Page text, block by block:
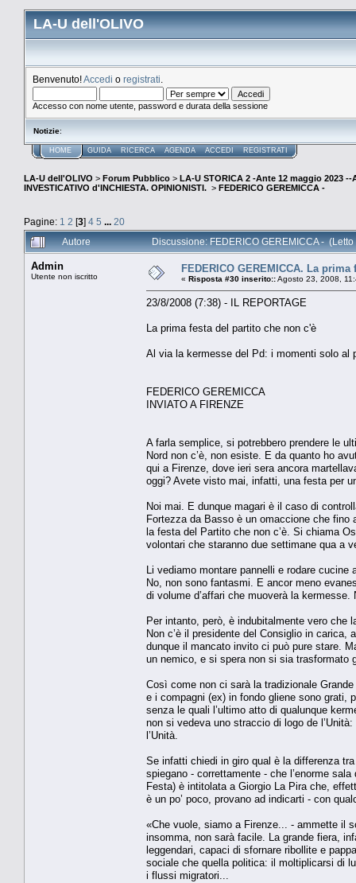
LA-U dell'OLIVO
Benvenuto!Accedi o registrati
Accesso con nome utente, password e durata della sessione
Notizie:
HOME GUIDA RICERCA AGENDA ACCEDI REGISTRATI
LA-U dell'OLIVO > Forum Pubblico > LA-U STORICA 2 -Ante 12 maggio 2023 --
INVESTICATIVO d'INCHIESTA. OPINIONISTI. > FEDERICO GEREMICCA -
Pagine: 1 2 [3] 4 5 ... 20
Autore
Discussione: FEDERICO GEREMICCA -
Admin
Utente non iscritto
FEDERICO GEREMICCA. La
« Risposta #30 inserito::Agosto 23, 2008,
23/8/2008 (7:38) - IL REPORTAGE
La prima festa del partito che non c'è
Al via la kermesse del Pd: i momenti solo al
FEDERICO GEREMICCA
INVIATO A FIRENZE
A farla semplice, si potrebbero prendere le
Nord non c’è, non esiste. E da quanto ho
qui a Firenze, dove ieri sera ancora
oggi? Avete visto mai, infatti, una festa per
Noi mai. E dunque magari è il caso di
Fortezza da Basso è un omaccione che fino
la festa del Partito che non c’è. Si chiama
volontari che staranno due settimane qua a
Li vediamo montare pannelli e rodare cucine
No, non sono fantasmi. E ancor meno
di volume d’affari che muoverà la
Per intanto, però, è indubitalmente vero che
Non c’è il presidente del Consiglio in
dunque il mancato invito ci può pure stare.
un nemico, e si spera non si sia trasformato
Così come non ci sarà la tradizionale
e i compagni (ex) in fondo gliene sono grati,
senza le quali l’ultimo atto di qualunque
non si vedeva uno straccio di logo de
l’Unità.
Se infatti chiedi in giro qual è la differenza
spiegano - correttamente - che l’enorme
Festa) è intitolata a Giorgio La Pira che,
è un po’ poco, provano ad indicarti - con
«Che vuole, siamo a Firenze... - ammette il
insomma, non sarà facile. La grande fiera,
leggendari, capaci di sfornare ribollite e
sociale che quella politica: il moltiplicarsi di
i flussi migratori...